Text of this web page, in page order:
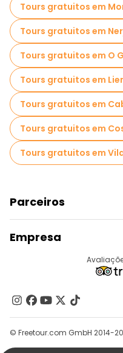
Tours gratuitos em
Tours gratuitos em
Tours gratuitos em O
Tours gratuitos em
Tours gratuitos em
Tours gratuitos em
Tours gratuitos em
Parceiros
Registo Do Fornecedor
Programa De Afiliados
Empresa
Contacte-Nos
Grupos
Ajuda
© Freetour.com GmbH 2014-